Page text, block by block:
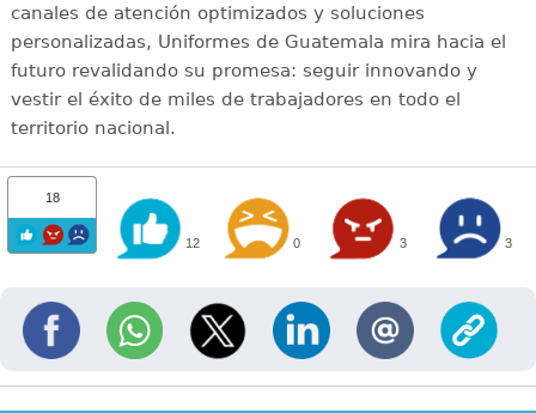
canales de atención optimizados y soluciones
personalizadas, Uniformes de Guatemala mira hacia el
futuro revalidando su promesa: seguir innovando y
vestir el éxito de miles de trabajadores en todo el
territorio nacional.
18
12 0 3 3